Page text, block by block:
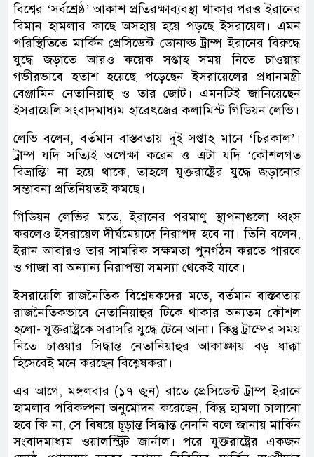
বিশ্বের ‘সর্বশ্রেষ্ঠ’ আকাশ প্রতিরক্ষাব্যবস্থা থাকার পরও ইরানের
বিমান হামলার কাছে অসহায় হয়ে পড়ছে ইসরায়েল। এমন
পরিস্থিতিতে মার্কিন প্রেসিডেন্ট ডোনাল্ড ট্রাম্প ইরানের বিরুদ্ধে
যুদ্ধে জড়াতে আরও কয়েক সপ্তাহ সময় নিতে চাওয়ায়
গভীরভাবে হতাশ হয়েছে পড়েছেন ইসরায়েলের প্রধানমন্ত্রী
বেঞ্জামিন নেতানিয়াহু ও তার জোট। এমনটিই জানিয়েছেন
ইসরায়েলি সংবাদমাধ্যম হারেৎজের কলামিস্ট গিডিয়ন লেভি।
লেভি বলেন, বর্তমান বাস্তবতায় দুই সপ্তাহ মানে ‘চিরকাল’।
ট্রাম্প যদি সত্যিই অপেক্ষা করেন ও এটা যদি ‘কৌশলগত
বিভ্রান্তি’ না হয়ে থাকে, তাহলে যুক্তরাষ্ট্রের যুদ্ধে জড়ানোর
সম্ভাবনা প্রতিনিয়তই কমছে।
গিডিয়ন লেভির মতে, ইরানের পরমাণু স্থাপনাগুলো ধ্বংস
করলেও ইসরায়েল দীর্ঘমেয়াদে নিরাপদ হবে না। তিনি বলেন,
ইরান আবারও তার সামরিক সক্ষমতা পুনর্গঠন করতে পারবে
ও গাজা বা অন্যান্য নিরাপত্তা সমস্যা থেকেই যাবে।
ইসরায়েলি রাজনৈতিক বিশ্লেষকদের মতে, বর্তমান বাস্তবতায়
রাজনৈতিকভাবে নেতানিয়াহুর টিকে থাকার অন্যতম কৌশল
হলো- যুক্তরাষ্ট্রকে সরাসরি যুদ্ধে টেনে আনা। কিন্তু ট্রাম্পের সময়
নিতে চাওয়ার সিদ্ধান্ত নেতানিয়াহুর আকাঙ্ক্ষায় বড় ধাক্কা
হিসেবেই মনে করছেন বিশ্লেষকরা।
এর আগে, মঙ্গলবার (১৭ জুন) রাতে প্রেসিডেন্ট ট্রাম্প ইরানে
হামলার পরিকল্পনা অনুমোদন করেছেন, কিন্তু হামলা চালানো
হবে কি না, সে বিষয়ে চূড়ান্ত সিদ্ধান্ত নেননি বলে জানায় মার্কিন
সংবাদমাধ্যম ওয়ালস্ট্রিট জার্নাল। পরে যুক্তরাষ্ট্রের একজন